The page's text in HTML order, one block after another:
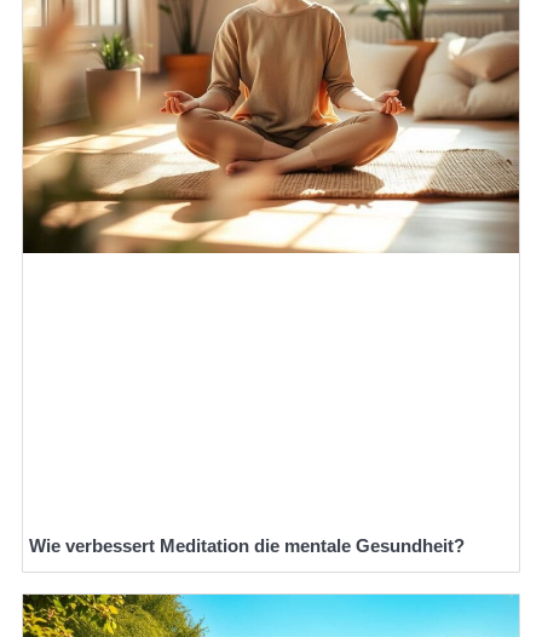
Wie verbessert Meditation die mentale Gesundheit?